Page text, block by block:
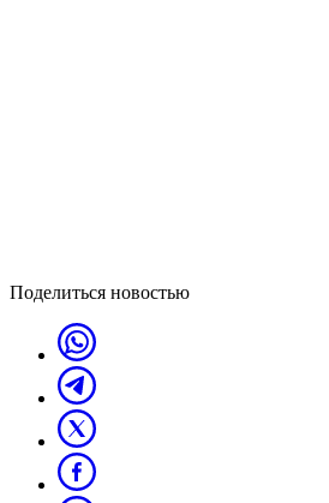
Поделиться новостью